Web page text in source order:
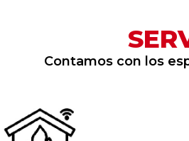
Contamos con los